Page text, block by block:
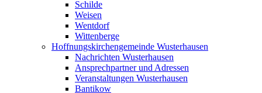
Schilde
Weisen
Wentdorf
Wittenberge
Hoffnungskirchengemeinde Wusterhausen
Nachrichten Wusterhausen
Ansprechpartner und Adressen
Veranstaltungen Wusterhausen
Bantikow